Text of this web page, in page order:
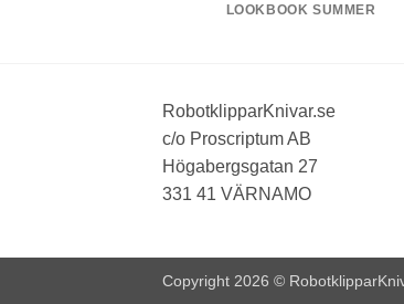
LOOKBOOK SUMMER
RobotklipparKnivar.se
c/o Proscriptum AB
Högabergsgatan 27
331 41 VÄRNAMO
Copyright 2026 ©